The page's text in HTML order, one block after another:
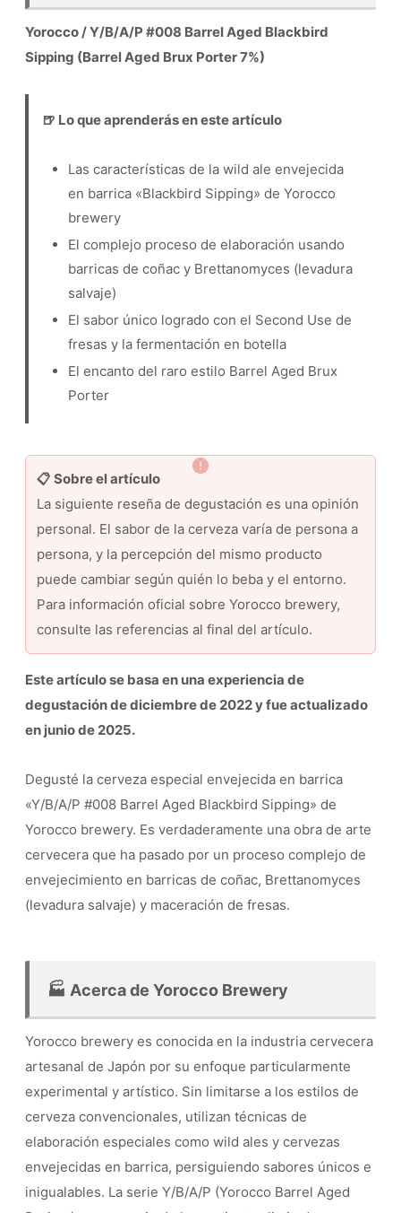
Yorocco / Y/B/A/P #008 Barrel Aged Blackbird
Sipping (Barrel Aged Brux Porter 7%)
🍺 Lo que aprenderás en este artículo
Las características de la wild ale envejecida
en barrica «Blackbird Sipping» de Yorocco
brewery
El complejo proceso de elaboración usando
barricas de coñac y Brettanomyces (levadura
salvaje)
El sabor único logrado con el Second Use de
fresas y la fermentación en botella
El encanto del raro estilo Barrel Aged Brux
Porter
📋 Sobre el artículo
La siguiente reseña de degustación es una opinión
personal. El sabor de la cerveza varía de persona a
persona, y la percepción del mismo producto
puede cambiar según quién lo beba y el entorno.
Para información oficial sobre Yorocco brewery,
consulte las referencias al final del artículo.
Este artículo se basa en una experiencia de
degustación de diciembre de 2022 y fue actualizado
en junio de 2025.
Degusté la cerveza especial envejecida en barrica
«Y/B/A/P #008 Barrel Aged Blackbird Sipping» de
Yorocco brewery. Es verdaderamente una obra de arte
cervecera que ha pasado por un proceso complejo de
envejecimiento en barricas de coñac, Brettanomyces
(levadura salvaje) y maceración de fresas.
🏭 Acerca de Yorocco Brewery
Yorocco brewery es conocida en la industria cervecera
artesanal de Japón por su enfoque particularmente
experimental y artístico. Sin limitarse a los estilos de
cerveza convencionales, utilizan técnicas de
elaboración especiales como wild ales y cervezas
envejecidas en barrica, persiguiendo sabores únicos e
inigualables. La serie Y/B/A/P (Yorocco Barrel Aged